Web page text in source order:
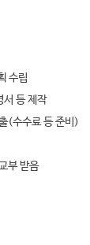
수립
서 등 제작
(수수료 등 준비)
부 받음